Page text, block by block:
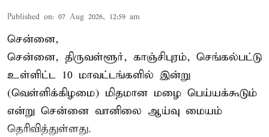
Published on: 07 Aug 2026, 12:59 am
சென்னை,
சென்னை, திருவள்ளூர், காஞ்சிபுரம், செங்கல்பட்டு
உள்ளிட்ட 10 மாவட்டங்களில் இன்று
(வெள்ளிக்கிழமை) மிதமான மழை பெய்யக்கூடும்
என்று சென்னை வானிலை ஆய்வு மையம்
தெரிவித்துள்ளது.